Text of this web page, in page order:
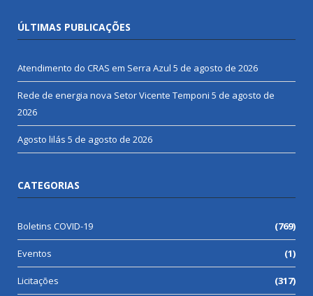
ÚLTIMAS PUBLICAÇÕES
Atendimento do CRAS em Serra Azul 5 de agosto de 2026
Rede de energia nova Setor Vicente Temponi 5 de agosto de
2026
Agosto lilás 5 de agosto de 2026
CATEGORIAS
Boletins COVID-19 (769)
Eventos (1)
Licitações (317)